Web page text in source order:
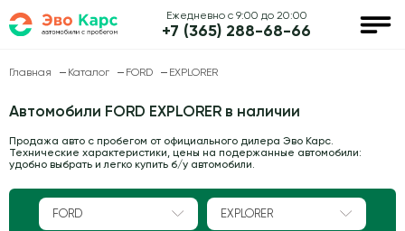
Ежедневно с 9:00 до 20:00
+7 (365) 288-68-66
Главная Каталог FORD EXPLORER
Автомобили FORD EXPLORER в наличии
Продажа авто с пробегом от официального дилера Эво Карс.
Технические характеристики, цены на подержанные автомобили:
удобно выбрать и легко купить б/у автомобили.
FORD EXPLORER